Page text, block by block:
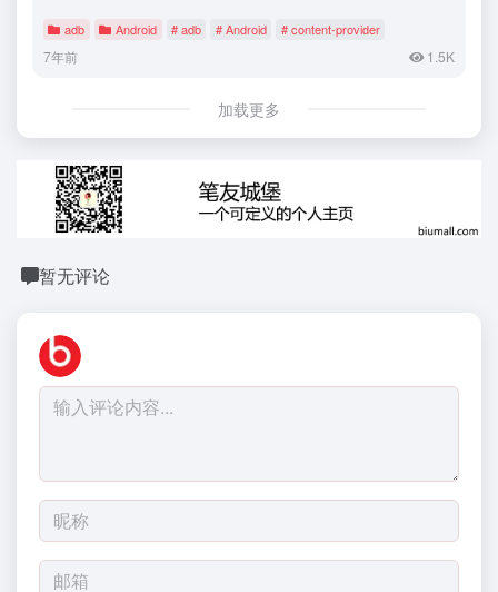
adb Android # adb # Android # content-provider
7年前 1.5K
加载更多
暂无评论